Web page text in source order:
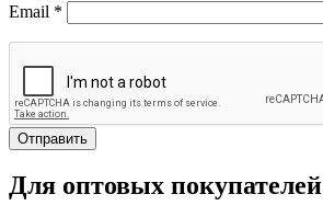
Email *
Для оптовых покупателей